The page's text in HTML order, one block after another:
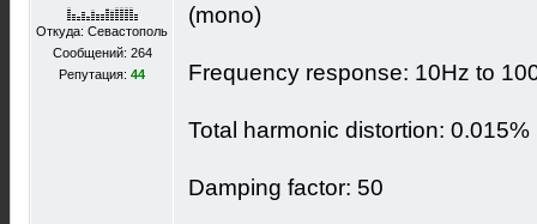
Откуда: Севастополь
Сообщений: 264
Репутация: 44
(mono)
Frequency response: 10Hz to
Total harmonic distortion: 0.015%
Damping factor: 50